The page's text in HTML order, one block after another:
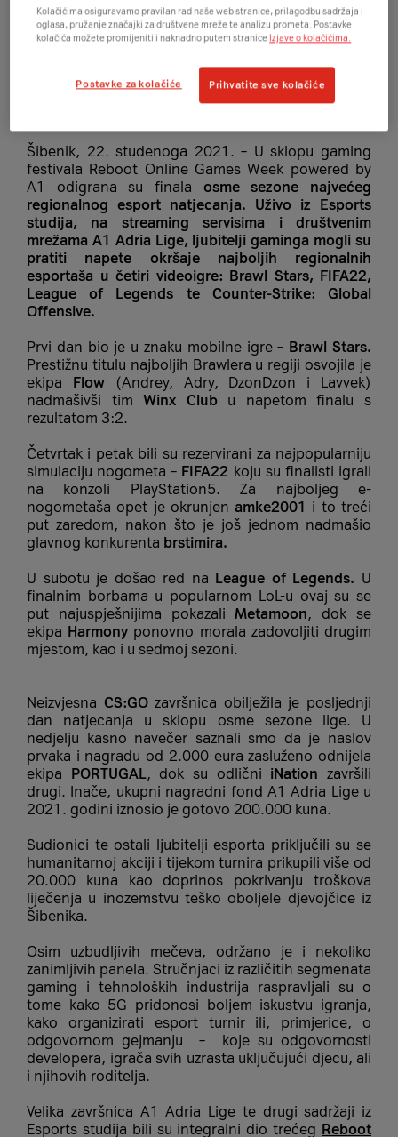
Šibenik, 22. studenoga 2021. – U sklopu gaming
festivala Reboot Online Games Week powered by
A1 odigrana su finala osme sezone najvećeg
regionalnog esport natjecanja. Uživo iz Esports
studija, na streaming servisima i društvenim
mrežama A1 Adria Lige, ljubitelji gaminga mogli su
pratiti napete okršaje najboljih regionalnih
esportaša u četiri videoigre: Brawl Stars, FIFA22,
League of Legends te Counter-Strike: Global
Offensive.
Prvi dan bio je u znaku mobilne igre – Brawl Stars.
Prestižnu titulu najboljih Brawlera u regiji osvojila je
ekipa
Flow(Andrey, Adry, DzonDzon i Lavvek)
nadmašivši timWinx Clubu napetom finalu s
rezultatom 3:2.
Četvrtak i petak bili su rezervirani za najpopularniju
simulaciju nogometa – FIFA22 koju su finalisti igrali
na konzoli PlayStation5. Za najboljeg e-
nogometaša opet je okrunjenamke2001 i to treći
put zaredom, nakon što je još jednom nadmašio
glavnog konkurenta brstimira.
U subotu je došao red na League of Legends. U
finalnim borbama u popularnom LoL-u ovaj su se
put najuspješnijima pokazaliMetamoon, dok se
ekipa Harmony ponovno morala zadovoljiti drugim
mjestom, kao i u sedmoj sezoni.
Neizvjesna CS:GOzavršnica obilježila je posljednji
dan natjecanja u sklopu osme sezone lige. U
nedjelju kasno navečer saznali smo da je naslov
prvaka i nagradu od 2.000 eura zasluženo odnijela
ekipa
PORTUGAL, dok su odlični iNation završili
drugi. Inače, ukupni nagradni fond A1 Adria Lige u
2021. godini iznosio je gotovo 200.000 kuna.
Sudionici te ostali ljubitelji esporta priključili su se
humanitarnoj akciji i tijekom turnira prikupili više od
20.000 kuna kao doprinos pokrivanju troškova
liječenja u inozemstvu teško oboljele djevojčice iz
Šibenika.
Osim uzbudljivih mečeva, održano je i nekoliko
zanimljivih panela. Stručnjaci iz različitih segmenata
gaming i tehnoloških industrija raspravljali su o
tome kako 5G pridonosi boljem iskustvu igranja,
kako organizirati esport turnir ili, primjerice, o
odgovornom gejmanju – koje su odgovornosti
developera, igrača svih uzrasta uključujući djecu, ali
i njihovih roditelja.
Velika završnica A1 Adria Lige te drugi sadržaji iz
Esports studija bili su integralni dio trećeg Reboot
Kolačićima osiguravamo pravilan rad naše web stranice, prilagodbu sadržaja i
oglasa, pružanje značajki za društvene mreže te analizu prometa. Postavke
kolačića možete promijeniti i naknadno putem stranice Izjave o kolačićima.
Postavke za kolačiće Prihvatite sve kolačiće